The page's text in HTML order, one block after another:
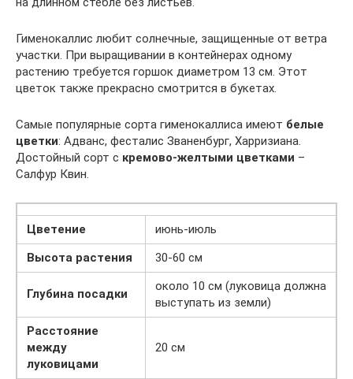
Гименокаллис любит солнечные, защищенные от ветра
участки. При выращивании в контейнерах одному
растению требуется горшок диаметром 13 см. Этот
цветок также прекрасно смотрится в букетах.
Самые популярные сорта гименокаллиса имеют белые
цветки: Адванс, фесталис Званенбург, Харризиана.
Достойный сорт с кремово-желтыми цветками –
Салфур Квин.
Цветение
июнь-июль
Высота растения
30-60 см
Глубина посадки
около 10 см (луковица должна
выступать из земли)
Расстояние
между
луковицами
20 см